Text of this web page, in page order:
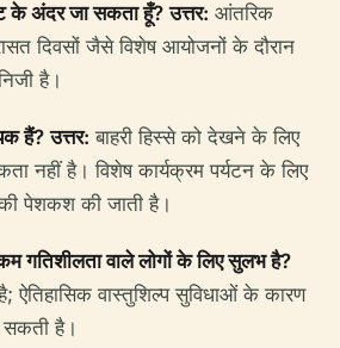
के अंदर जा सकता हूँ? उत्तर: आंतरिक
दिवसों जैसे विशेष आयोजनों के दौरान
है।
हैं? उत्तर: बाहरी हिस्से को देखने के लिए
नहीं है। विशेष कार्यक्रम पर्यटन के लिए
पेशकश की जाती है।
गतिशीलता वाले लोगों के लिए सुलभ है?
ऐतिहासिक वास्तुशिल्प सुविधाओं के कारण
सकती है।